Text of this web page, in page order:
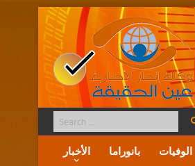
الأخبار بانوراما الوفيات